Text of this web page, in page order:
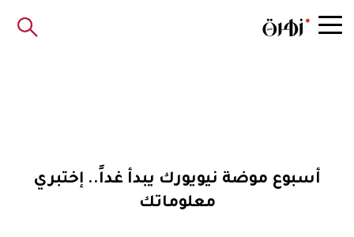
أسبوع موضة نيويورك يبدأ غداً.. إختبري
معلوماتك